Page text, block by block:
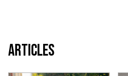
Articles